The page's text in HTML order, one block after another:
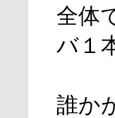
全体
バ１
誰か